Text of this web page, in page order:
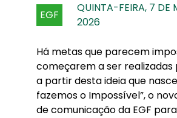
EGF
QUINTA-FEIRA, 7 DE
2026
Há metas que parecem
começarem a ser realizadas
a partir desta ideia que
fazemos o Impossível”, o
de comunicação da EGF